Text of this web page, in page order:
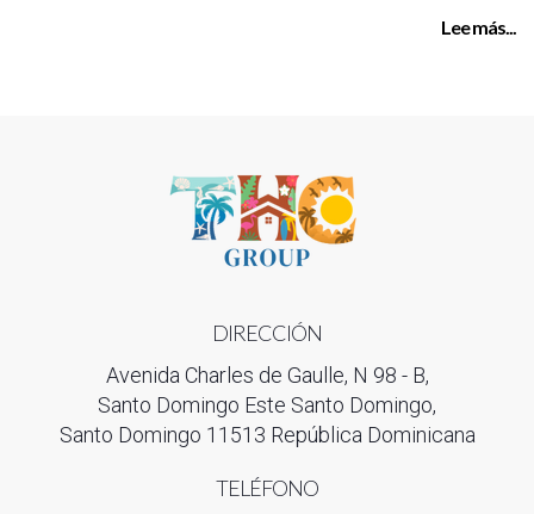
Lee más...
DIRECCIÓN
Avenida Charles de Gaulle, N 98 - B,
Santo Domingo Este Santo Domingo,
Santo Domingo 11513 República Dominicana
TELÉFONO